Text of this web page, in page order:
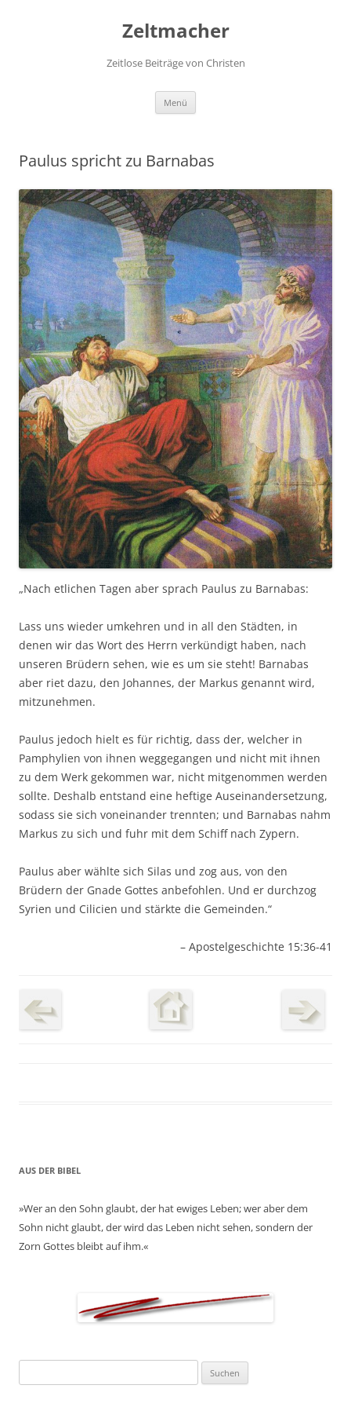
Zeltmacher
Zeitlose Beiträge von Christen
Menü
Paulus spricht zu Barnabas
„Nach etlichen Tagen aber sprach Paulus zu Barnabas:
Lass uns wieder umkehren und in all den Städten, in
denen wir das Wort des Herrn verkündigt haben, nach
unseren Brüdern sehen, wie es um sie steht! Barnabas
aber riet dazu, den Johannes, der Markus genannt wird,
mitzunehmen.
Paulus jedoch hielt es für richtig, dass der, welcher in
Pamphylien von ihnen weggegangen und nicht mit ihnen
zu dem Werk gekommen war, nicht mitgenommen werden
sollte. Deshalb entstand eine heftige Auseinandersetzung,
sodass sie sich voneinander trennten; und Barnabas nahm
Markus zu sich und fuhr mit dem Schiff nach Zypern.
Paulus aber wählte sich Silas und zog aus, von den
Brüdern der Gnade Gottes anbefohlen. Und er durchzog
Syrien und Cilicien und stärkte die Gemeinden.“
– Apostelgeschichte 15:36-41
AUS DER BIBEL
»Wer an den Sohn glaubt, der hat ewiges Leben; wer aber dem
Sohn nicht glaubt, der wird das Leben nicht sehen, sondern der
Zorn Gottes bleibt auf ihm.«
nach: